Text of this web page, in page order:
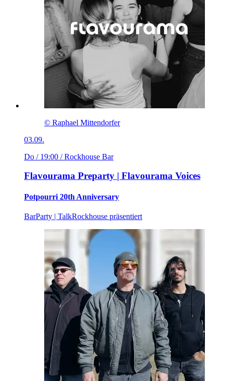
© Raphael Mittendorfer
03.09.
Do / 19:00 / Rockhouse Bar
Flavourama Preparty | Flavourama Voices
Potpourri 20th Anniversary
BarParty | TalkRockhouse präsentiert